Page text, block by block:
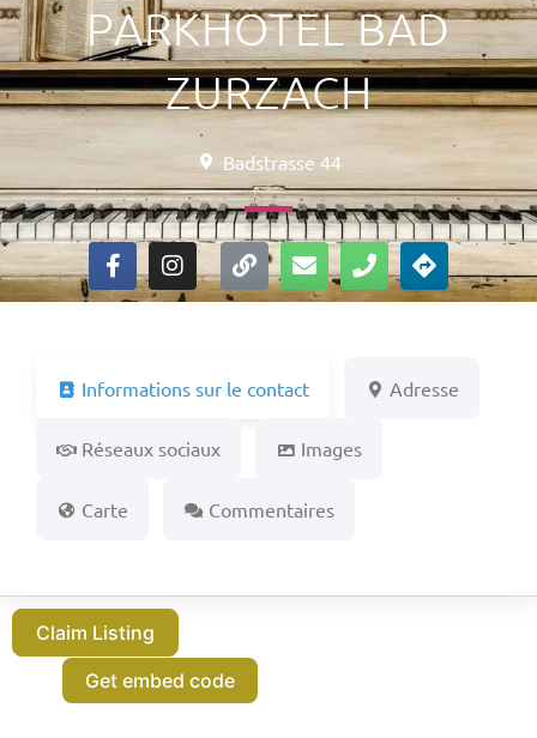
PARKHOTEL BAD
ZURZACH
Badstrasse 44
Informations sur le contact Adresse
Réseaux sociaux Images
Carte Commentaires
Claim Listing
Get embed code